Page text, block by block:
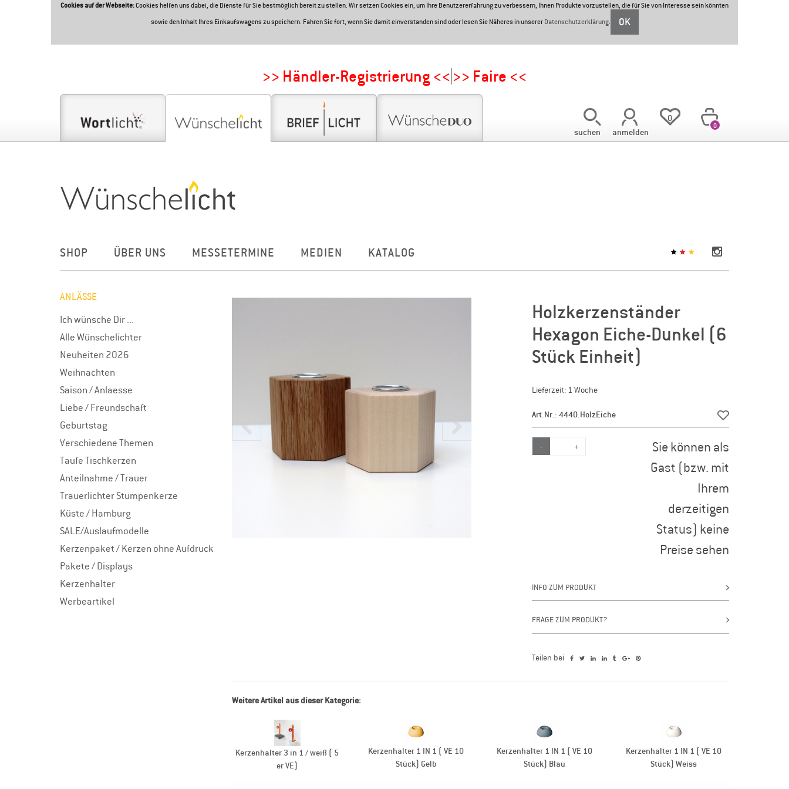
Cookies auf der Webseite:Cookies helfen uns dabei, die Dienste für Sie bestmöglich bereit zu stellen. Wir setzen Cookies ein, um Ihre Benutzererfahrung zu verbessern, Ihnen Produkte vorzustellen, die für Sie von Interesse sein könnten
sowie den Inhalt Ihres Einkaufswagens zu speichern. Fahren Sie fort, wenn Sie damit einverstanden sind oder lesen Sie Näheres in unsererDatenschutzerklärung. OK
>> Händler-Registrierung << >> Faire <<
suchen anmelden
0
0
SHOP ÜBER UNS MESSETERMINE MEDIEN KATALOG
Holzkerzenständer
Hexagon Eiche-Dunkel (6
Stück Einheit)
Lieferzeit: 1 Woche
Art.Nr.: 4440.HolzEiche
- +
Sie können als
Gast (bzw. mit
Ihrem
derzeitigen
Status) keine
Preise sehen
INFO ZUM PRODUKT
FRAGE ZUM PRODUKT?
Teilen bei
Weitere Artikel aus dieser Kategorie:
Kerzenhalter 3 in 1 / weiß ( 5
er VE)
Kerzenhalter 1 IN 1 ( VE 10
Stück) Gelb
Kerzenhalter 1 IN 1 ( VE 10
Stück) Blau
Kerzenhalter 1 IN 1 ( VE 10
Stück) Weiss
ANLÄSSE
Ich wünsche Dir ...
Alle Wünschelichter
Neuheiten 2026
Weihnachten
Saison / Anlaesse
Liebe / Freundschaft
Geburtstag
Verschiedene Themen
Taufe Tischkerzen
Anteilnahme / Trauer
Trauerlichter Stumpenkerze
Küste / Hamburg
SALE/Auslaufmodelle
Kerzenpaket / Kerzen ohne Aufdruck
Pakete / Displays
Kerzenhalter
Werbeartikel